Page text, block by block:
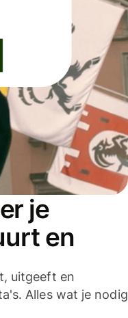
je
en
uitgeeft en
Alles wat je nodig